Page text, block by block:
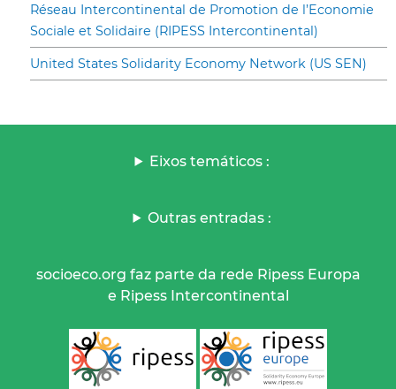
Réseau Intercontinental de Promotion de l’Economie
Sociale et Solidaire (RIPESS Intercontinental)
United States Solidarity Economy Network (US SEN)
Eixos temáticos :
Outras entradas :
socioeco.org faz parte da rede Ripess Europa
e Ripess Intercontinental